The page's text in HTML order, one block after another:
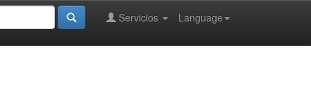
Language
Servicios